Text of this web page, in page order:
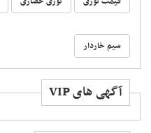
سیم خاردار
آگهی های VIP